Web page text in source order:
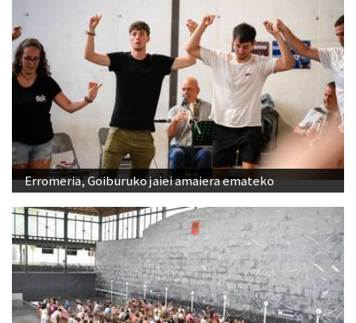
Erromeria, Goiburuko jaiei amaiera emateko